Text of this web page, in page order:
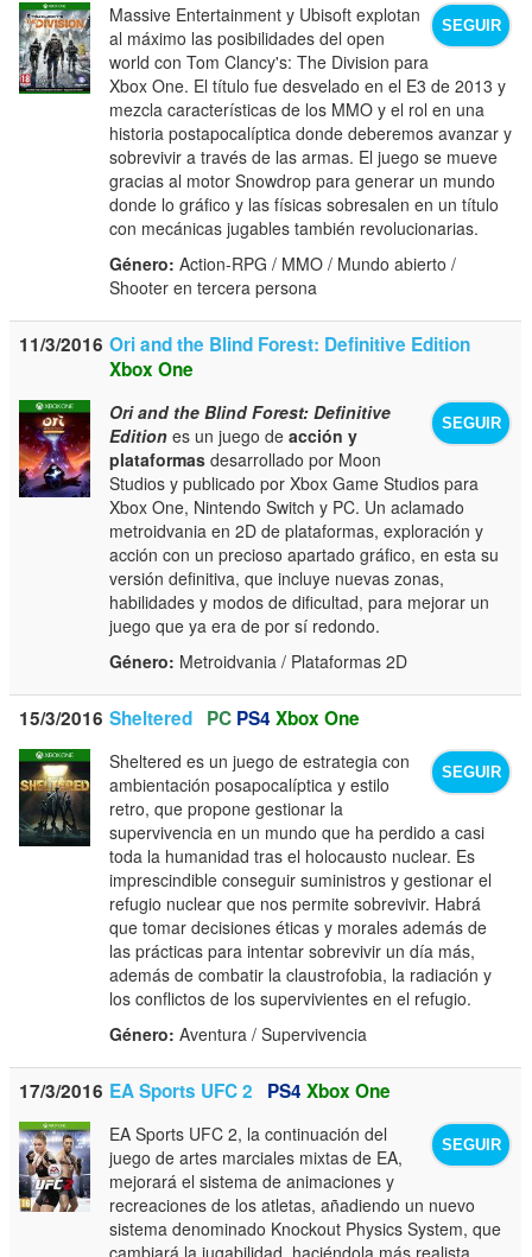
SEGUIR
Massive Entertainment y Ubisoft explotan
al máximo las posibilidades del open
world con Tom Clancy's: The Division para
Xbox One. El título fue desvelado en el E3 de 2013 y
mezcla características de los MMO y el rol en una
historia postapocalíptica donde deberemos avanzar y
sobrevivir a través de las armas. El juego se mueve
gracias al motor Snowdrop para generar un mundo
donde lo gráfico y las físicas sobresalen en un título
con mecánicas jugables también revolucionarias.
Género: Action-RPG / MMO / Mundo abierto /
Shooter en tercera persona
11/3/2016 Ori and the Blind Forest: Definitive Edition
Xbox One
SEGUIR
Ori and the Blind Forest: Definitive
Edition es un juego deacción y
plataformas desarrollado por Moon
Studios y publicado por Xbox Game Studios para
Xbox One, Nintendo Switch y PC. Un aclamado
metroidvania en 2D de plataformas, exploración y
acción con un precioso apartado gráfico, en esta su
versión definitiva, que incluye nuevas zonas,
habilidades y modos de dificultad, para mejorar un
juego que ya era de por sí redondo.
Género: Metroidvania / Plataformas 2D
15/3/2016 Sheltered PC PS4 Xbox One
SEGUIR
Sheltered es un juego de estrategia con
ambientación posapocalíptica y estilo
retro, que propone gestionar la
supervivencia en un mundo que ha perdido a casi
toda la humanidad tras el holocausto nuclear. Es
imprescindible conseguir suministros y gestionar el
refugio nuclear que nos permite sobrevivir. Habrá
que tomar decisiones éticas y morales además de
las prácticas para intentar sobrevivir un día más,
además de combatir la claustrofobia, la radiación y
los conflictos de los supervivientes en el refugio.
Género: Aventura / Supervivencia
17/3/2016 EA Sports UFC 2 PS4 Xbox One
SEGUIR
EA Sports UFC 2, la continuación del
juego de artes marciales mixtas de EA,
mejorará el sistema de animaciones y
recreaciones de los atletas, añadiendo un nuevo
sistema denominado Knockout Physics System, que
cambiará la jugabilidad, haciéndola más realista.